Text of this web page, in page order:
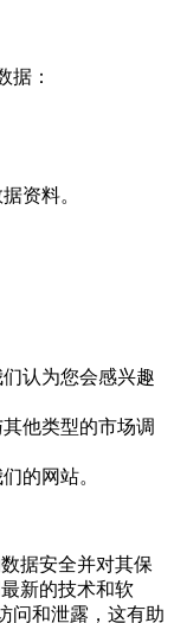
据：
资料。
认为您会感兴趣
他类型的市场调
的网站。
据安全并对其保
新的技术和软
问和泄露，这有助